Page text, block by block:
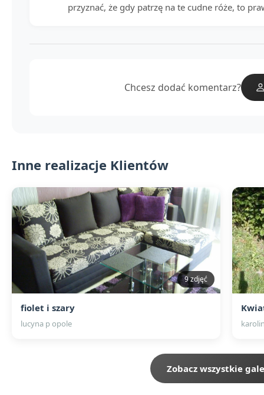
przyznać, że gdy patrzę na te cudne róże, to
Chcesz dodać komentarz?
Inne realizacje Klientów
9 zdjęć
fiolet i szary
lucyna p opole
Zobacz wszystkie